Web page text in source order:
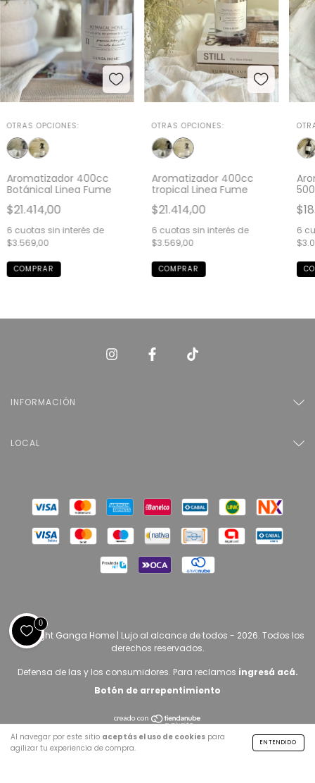
Al navegar por este sitio aceptás el uso de cookies para
agilizar tu experiencia de compra.
ENTENDIDO
OTRAS OPCIONES:
Aromatizador 400cc
Botánical Linea Fume
$21.414,00
6 cuotas sin interés de
$3.569,00
OTRAS OPCIONES:
Aromatizador 400cc
tropical Linea Fume
$21.414,00
6 cuotas sin interés de
$3.569,00
6
INFORMACIÓN
LOCAL
Copyright Ganga Home | Lujo al alcance de todos - 2026. Todos los
derechos reservados.
Defensa de las y los consumidores. Para reclamos ingresá acá.
Botón de arrepentimiento
0